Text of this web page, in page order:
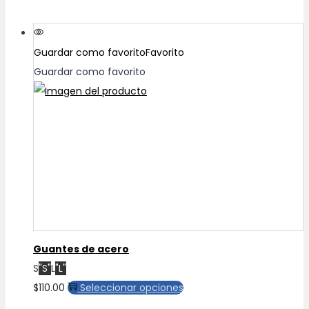
Guardar como favoritoFavorito
Guardar como favorito
Guantes de acero
S"S"L"L"
$110.00 Seleccionar opcionesEste